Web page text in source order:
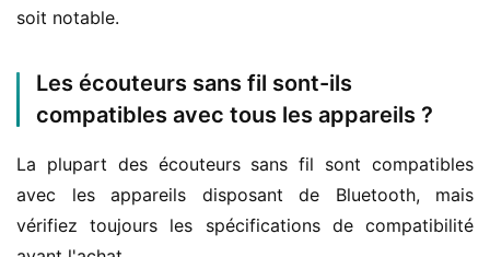
soit notable.
Les écouteurs sans fil sont-ils
compatibles avec tous les appareils ?
La plupart des écouteurs sans fil sont compatibles
avec les appareils disposant de Bluetooth, mais
vérifiez toujours les spécifications de compatibilité